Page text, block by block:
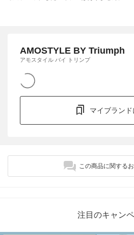
AMOSTYLE BY Triumph
アモスタイル バイ トリンプ
マイブラン
この商品に関する
注目のキャン